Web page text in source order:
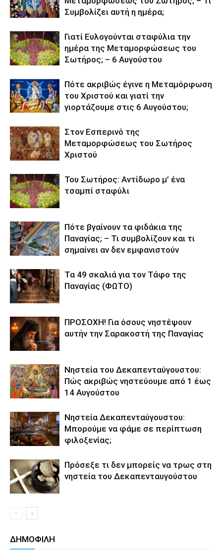
Συμβολίζει αυτή η ημέρα;
Γιατί Ευλογούνται σταφύλια την
ημέρα της Μεταμορφώσεως του
Σωτήρος; – 6 Αυγούστου
Πότε ακριβώς έγινε η Μεταμόρφωση
του Χριστού και γιατί την
γιορτάζουμε στις 6 Αυγούστου;
Στον Εσπερινό της
Μεταμορφώσεως του Σωτήρος
Χριστού
Του Σωτήρος: Αντίδωρο μ’ ένα
τσαμπί σταφύλι
Πότε βγαίνουν τα φιδάκια της
Παναγίας; – Τι συμβολίζουν και τι
σημαίνει αν δεν εμφανιστούν
Τα 49 σκαλιά για τον Τάφο της
Παναγίας (ΦΩΤΟ)
ΠΡΟΣΟΧΗ! Για όσους νηστέψουν
αυτήν την Σαρακοστή της Παναγίας
Νηστεία του Δεκαπενταύγουστου:
Πώς ακριβώς νηστεύουμε από 1 έως
14 Αυγούστου
Νηστεία Δεκαπενταύγουστου:
Μπορούμε να φάμε σε περίπτωση
φιλοξενίας;
Πρόσεξε τι δεν μπορείς να τρως στη
νηστεία του Δεκαπενταυγούστου
ΔΗΜΟΦΙΛΗ